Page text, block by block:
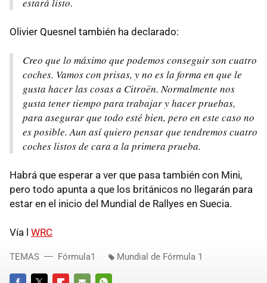
Olivier Quesnel también ha declarado:
Creo que lo máximo que podemos conseguir son cuatro
coches. Vamos con prisas, y no es la forma en que le
gusta hacer las cosas a Citroën. Normalmente nos
gusta tener tiempo para trabajar y hacer pruebas,
para asegurar que todo esté bien, pero en este caso no
es posible. Aun así quiero pensar que tendremos cuatro
coches listos de cara a la primera prueba.
Habrá que esperar a ver que pasa también con Mini,
pero todo apunta a que los británicos no llegarán para
estar en el inicio del Mundial de Rallyes en Suecia.
Vía l WRC
TEMAS Fórmula1 Mundial de Fórmula 1